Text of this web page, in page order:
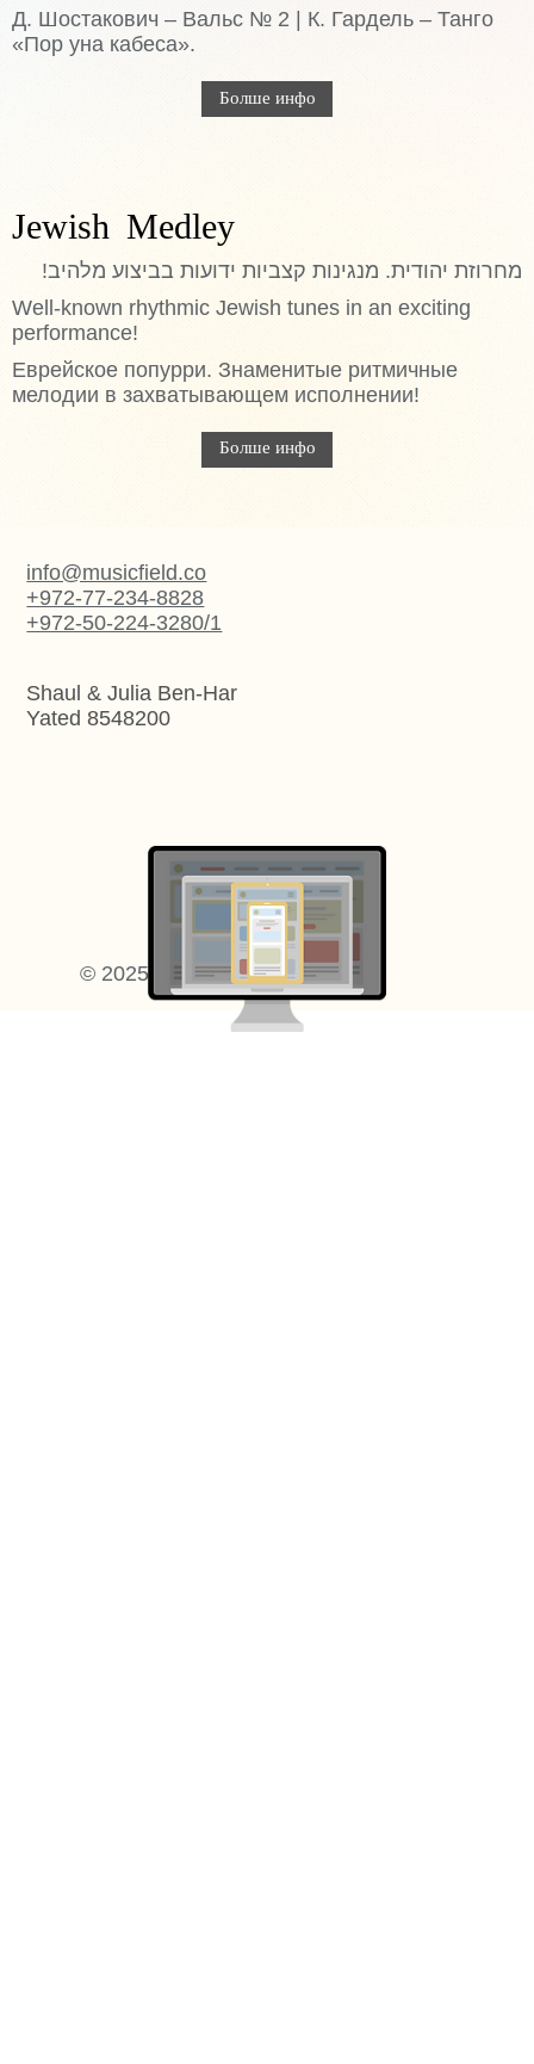
Болше инфо
Д. Шостакович – Вальс № 2 | К. Гардель – Танго
«Пор уна кабеса».
Болше инфо
Well-known rhythmic Jewish tunes in an exciting
performance!
Еврейское попурри. Знаменитые ритмичные
мелодии в захватывающем исполнении!
מחרוזת יהודית. מנגינות קצביות ידועות בביצוע מלהיב!
Jewish Medley
© 2025 Поле музыки
Арт веб-дизайн
Shaul & Julia Ben-Har
Yated 8548200
info@musicfield.co
+972-77-234-8828
+972-50-224-3280/1